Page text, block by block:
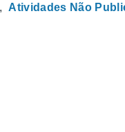
Atividades Não